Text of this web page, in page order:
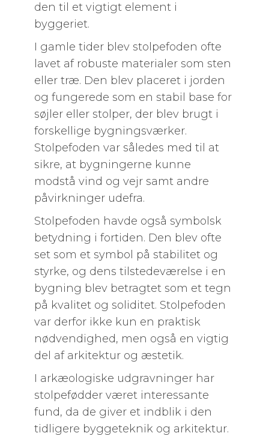
den til et vigtigt element i
byggeriet.
I gamle tider blev stolpefoden ofte
lavet af robuste materialer som sten
eller træ. Den blev placeret i jorden
og fungerede som en stabil base for
søjler eller stolper, der blev brugt i
forskellige bygningsværker.
Stolpefoden var således med til at
sikre, at bygningerne kunne
modstå vind og vejr samt andre
påvirkninger udefra.
Stolpefoden havde også symbolsk
betydning i fortiden. Den blev ofte
set som et symbol på stabilitet og
styrke, og dens tilstedeværelse i en
bygning blev betragtet som et tegn
på kvalitet og soliditet. Stolpefoden
var derfor ikke kun en praktisk
nødvendighed, men også en vigtig
del af arkitektur og æstetik.
I arkæologiske udgravninger har
stolpefødder været interessante
fund, da de giver et indblik i den
tidligere byggeteknik og arkitektur.